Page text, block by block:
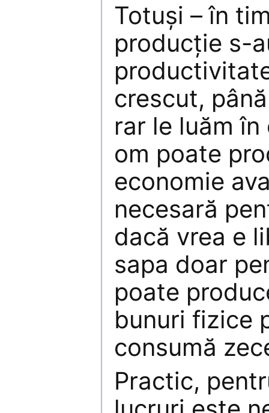
Totuşi – în
producţie s-
crescut,
rar le luăm
om poate
economie
necesară
dacă vrea e
sapa doar
poate
bunuri fizice
consumă
Practic,